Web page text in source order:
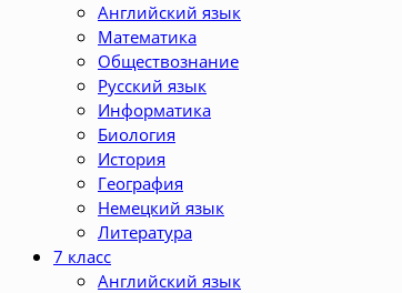
Английский язык
Математика
Обществознание
Русский язык
Информатика
Биология
История
География
Немецкий язык
Литература
7 класс
Английский язык